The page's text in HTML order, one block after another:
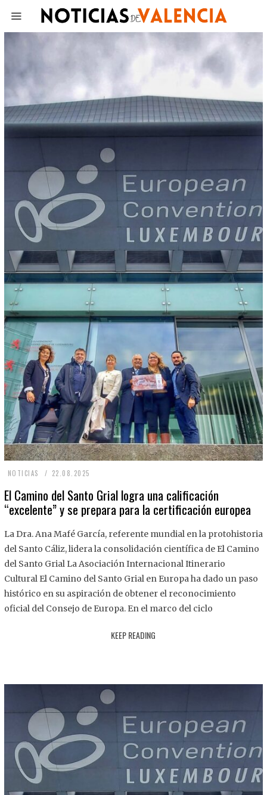
NOTICIAS 22.08.2025
.
8
2
2
El Camino del Santo Grial logra una calificación
“excelente” y se prepara para la certificación europea
La Dra. Ana Mafé García, referente mundial en la protohistoria
del Santo Cáliz, lidera la consolidación científica de El Camino
del Santo Grial La Asociación Internacional Itinerario
Cultural El Camino del Santo Grial en Europa ha dado un paso
histórico en su aspiración de obtener el reconocimiento
oficial del Consejo de Europa. En el marco del ciclo
KEEP READING